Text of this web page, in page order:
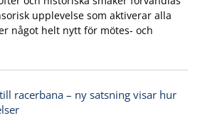
upplevelse som aktiverar alla
något helt nytt för mötes- och